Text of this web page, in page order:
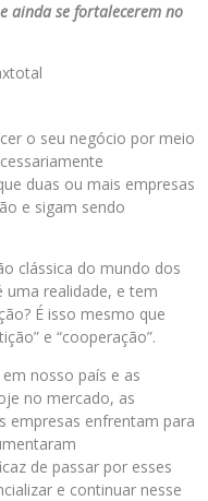
ainda se fortalecerem no
o seu negócio por meio
duas ou mais empresas
e sigam sendo
clássica do mundo dos
realidade, e tem
É isso mesmo que
e “cooperação”.
nosso país e as
no mercado, as
empresas enfrentam para
de passar por esses
e continuar nesse